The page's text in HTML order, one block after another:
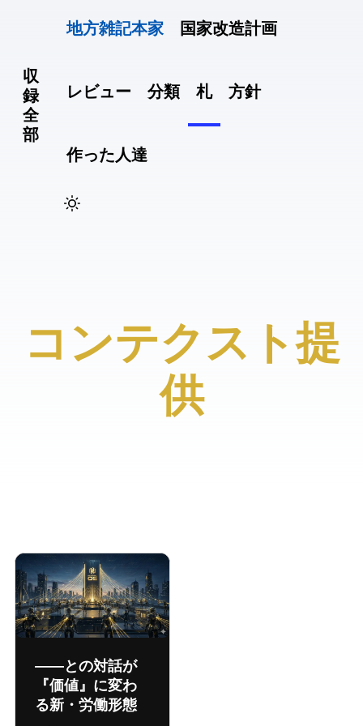
収
録
全
部
地方雑記(本家) 国家改造計画
レビュー 分類 札 方針
作った人達
#コンテクスト提
供
New Work OS ―― AIとの対話が
『価値』に変わ
る新・労働形態